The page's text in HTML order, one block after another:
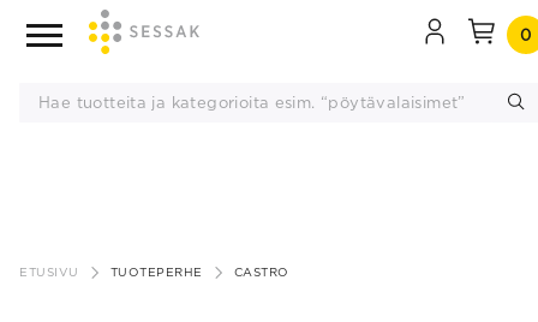
sisältöön
0
ETUSIVU TUOTEPERHE CASTRO